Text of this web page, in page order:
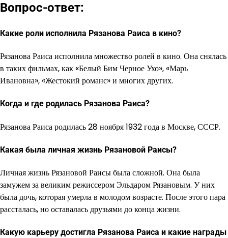
Вопрос-ответ:
Какие роли исполнила Рязанова Раиса в кино?
Рязанова Раиса исполнила множество ролей в кино. Она снялась
в таких фильмах, как «Белый Бим Черное Ухо», «Марь
Ивановна», «Жестокий романс» и многих других.
Когда и где родилась Рязанова Раиса?
Рязанова Раиса родилась 28 ноября 1932 года в Москве, СССР.
Какая была личная жизнь Рязановой Раисы?
Личная жизнь Рязановой Раисы была сложной. Она была
замужем за великим режиссером Эльдаром Рязановым. У них
была дочь, которая умерла в молодом возрасте. После этого пара
рассталась, но оставалась друзьями до конца жизни.
Какую карьеру достигла Рязанова Раиса и какие награды